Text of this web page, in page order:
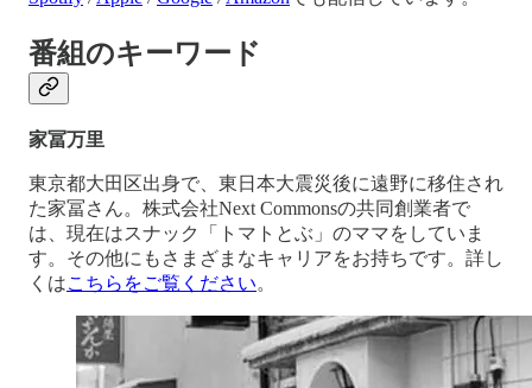
番組のキーワード
家冨万里
東京都大田区出身で、東日本大震災後に遠野に移住され
た家冨さん。株式会社Next Commonsの共同創業者で
は、現在はスナック「トマトとぶ」のママをしていま
す。その他にもさまざまなキャリアをお持ちです。詳し
くはこちらをご覧ください。